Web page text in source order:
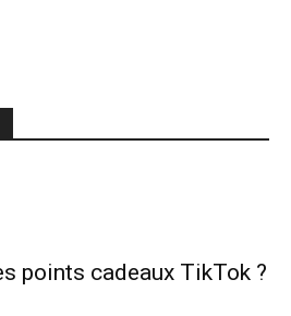
points cadeaux TikTok ?